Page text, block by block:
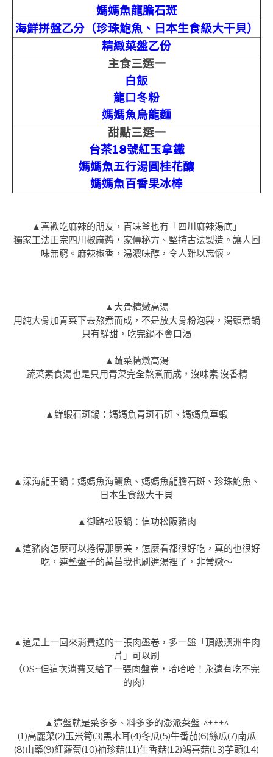
媽媽魚龍膽石斑
海鮮拼盤乙分（珍珠鮑魚、日本生食級大干貝）
精緻菜盤乙份
主食三選一
白飯
龍口冬粉
媽媽魚烏龍麵
甜點三選一
台茶18號紅玉拿鐵
媽媽魚五行湯圓桂花釀
媽媽魚百香果冰棒
▲喜歡吃麻辣的朋友，百味釜也有「四川麻辣湯底」
獨家工法正宗四川椒麻醬，家傳秘方、堅持古法製造。讓人回
味無窮。麻辣椒香，湯濃味醇，令人難以忘懷。
▲大骨精燉高湯
用純大骨加青菜下去熬煮而成，不是放大骨粉泡製，湯頭煮鍋
只有鮮甜，吃完鍋不會口渴
▲蔬菜精燉高湯
蔬菜素食湯也是只用青菜完全熬煮而成，沒味素.沒香精
▲鮮蝦石斑鍋：媽媽魚青斑石斑、媽媽魚草蝦
▲深海龍王鍋：媽媽魚海鱺魚、媽媽魚龍膽石斑、珍珠鮑魚、
日本生食級大干貝
▲御路松阪鍋：信功松阪豬肉
▲這豬肉怎麼可以捲得那麼美，怎麼看都很好吃，真的也很好
吃，連墊盤子的萵苣我也刷進湯裡了，非常嫩～
▲這是上一回來消費送的一張肉盤卷，多一盤「頂級澳洲牛肉
片」可以刷
（OS~但這次消費又給了一張肉盤卷，哈哈哈！永遠有吃不完
的肉）
▲這盤就是菜多多、料多多的澎派菜盤 ^+++^
(1)高麗菜(2)玉米筍(3)黑木耳(4)冬瓜(5)牛番茄(6)絲瓜(7)南瓜
(8)山藥(9)紅蘿蔔(10)袖珍菇(11)生香菇(12)鴻喜菇(13)芋頭(14)